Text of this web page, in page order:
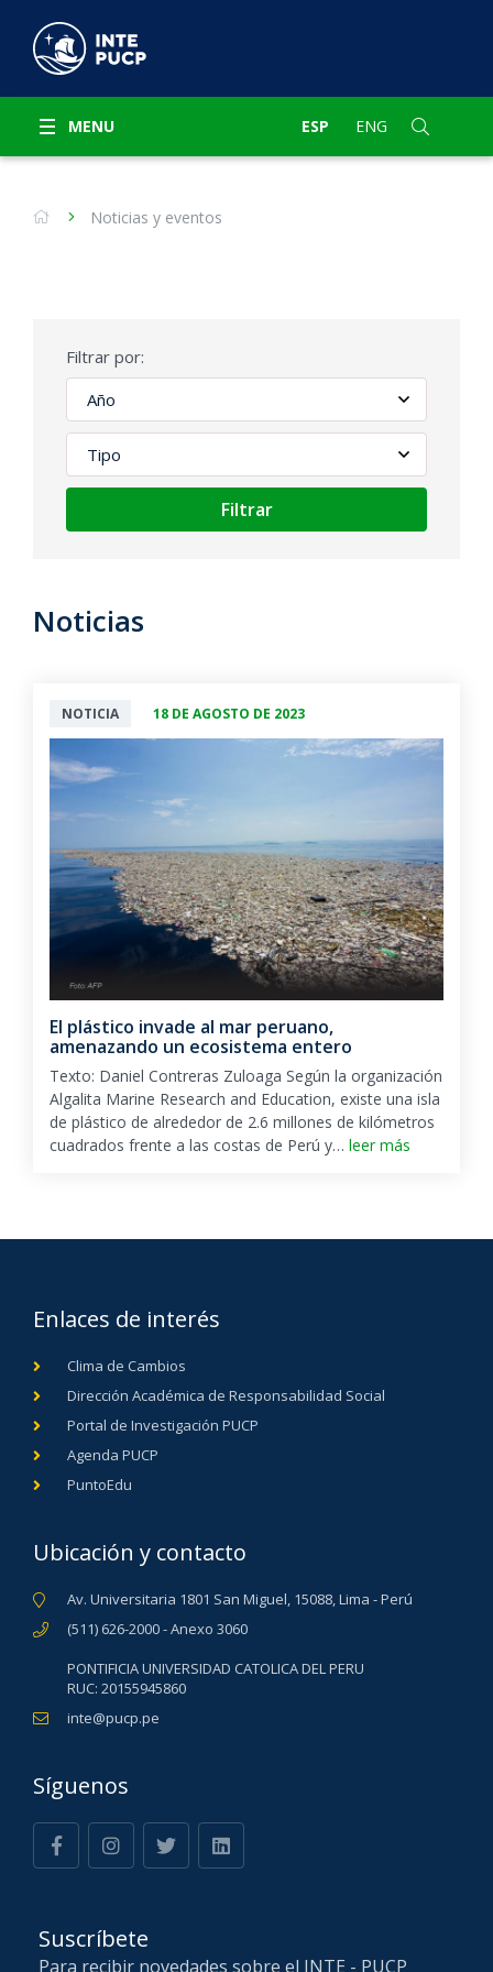
MENU ESP ENG
Noticias y eventos
Filtrar por:
Filtrar
Noticias
NOTICIA 18 DE AGOSTO DE 2023
El plástico invade al mar peruano,
amenazando un ecosistema entero
Texto: Daniel Contreras Zuloaga Según la organización
Algalita Marine Research and Education, existe una isla
de plástico de alrededor de 2.6 millones de kilómetros
cuadrados frente a las costas de Perú y… leer más
Enlaces de interés
Clima de Cambios
Dirección Académica de Responsabilidad Social
Portal de Investigación PUCP
Agenda PUCP
PuntoEdu
Ubicación y contacto
Av. Universitaria 1801 San Miguel, 15088, Lima - Perú
(511) 626-2000 - Anexo 3060
PONTIFICIA UNIVERSIDAD CATOLICA DEL PERU
RUC: 20155945860
inte@pucp.pe
Síguenos
Suscríbete
Para recibir novedades sobre el INTE - PUCP